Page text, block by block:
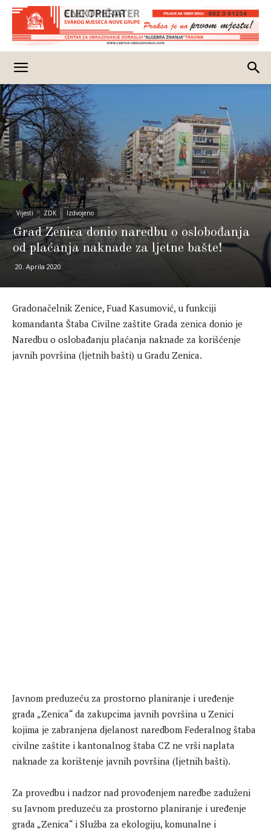
Vijesti ZDK Izdvojeno
Grad Zenica donio naredbu o oslobođanja
od plaćanja naknade za ljetne bašte!
20. Aprila 2020.
Gradonačelnik Zenice, Fuad Kasumović, u funkciji
komandanta Štaba Civilne zaštite Grada zenica donio je
Naredbu o oslobađanju plaćanja naknade za korišćenje
javnih površina (ljetnih bašti) u Gradu Zenica.
Javnom preduzeću za prostorno planiranje i uređenje
grada „Zenica“ da zakupcima javnih površina u Zenici
kojima je zabranjena djelanost naredbom Federalnog štaba
civilne zaštite i kantonalnog štaba CZ ne vrši naplata
naknade za korištenje javnih površina (ljetnih bašti).
Za provedbu i nadzor nad provođenjem naredbe zaduženi
su Javnom preduzeću za prostorno planiranje i uređenje
grada „Zenica“ i Služba za ekologiju, komunalne i